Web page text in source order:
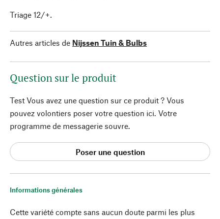
Informations générales
Cette variété compte sans aucun doute parmi les plus
Triage 12/+.
Autres articles de Nijssen Tuin & Bulbs
Question sur le produit
Test Vous avez une question sur ce produit ? Vous
pouvez volontiers poser votre question ici. Votre
programme de messagerie souvre.
Poser une question